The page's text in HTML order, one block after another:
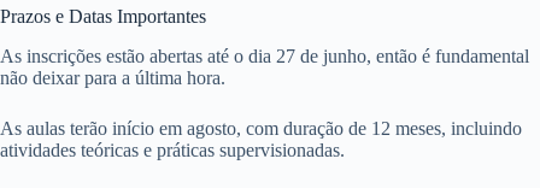
Prazos e Datas Importantes
As inscrições estão abertas até o dia 27 de junho, então é fundamental
não deixar para a última hora.
As aulas terão início em agosto, com duração de 12 meses, incluindo
atividades teóricas e práticas supervisionadas.